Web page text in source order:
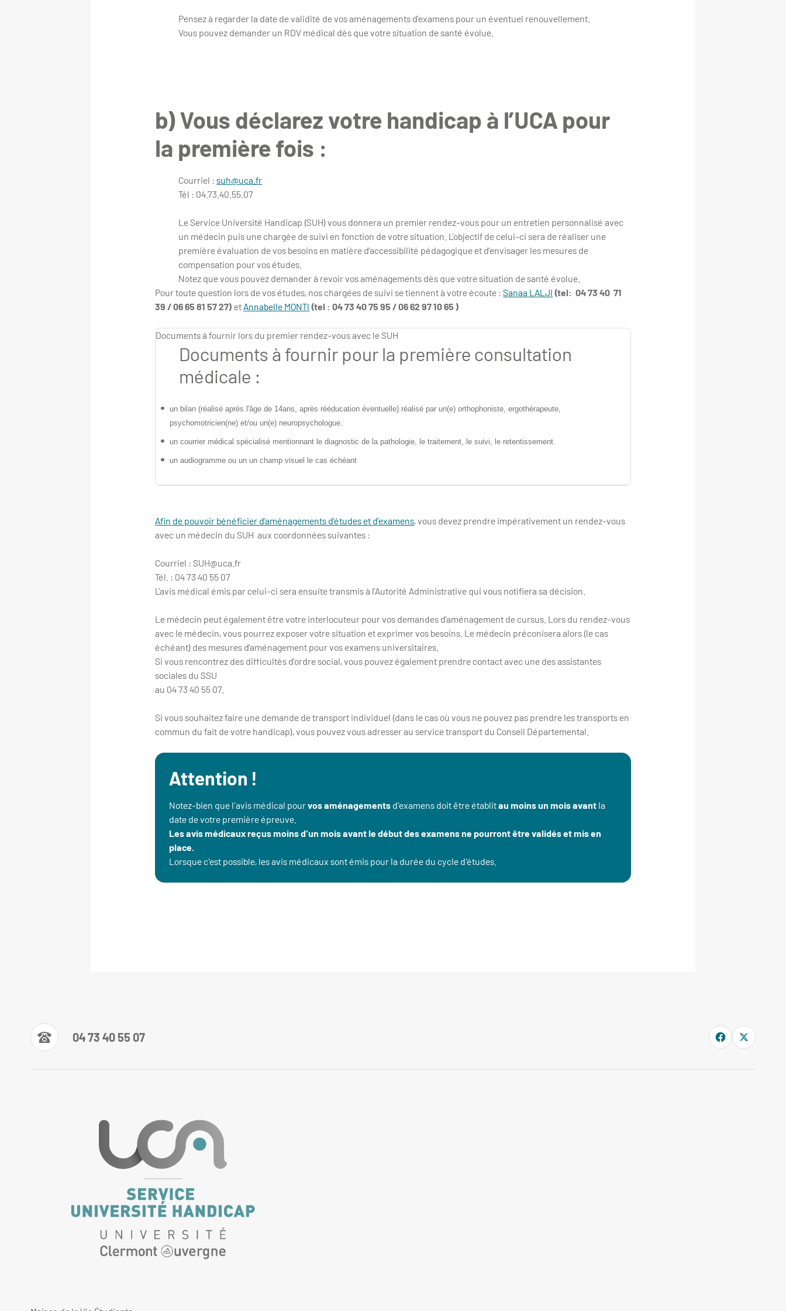
Pensez à regarder la date de validité de vos aménagements d’examens pour un éventuel renouvellement.
Vous pouvez demander un RDV médical dès que votre situation de santé évolue.
b) Vous déclarez votre handicap à l’UCA pour
la première fois :
Courriel :suh@uca.fr
Tél : 04.73.40.55.07
Le Service Université Handicap (SUH) vous donnera un premier rendez-vous pour un entretien personnalisé avec
un médecin puis une chargée de suivi en fonction de votre situation. L’objectif de celui-ci sera de réaliser une
première évaluation de vos besoins en matière d’accessibilité pédagogique et d’envisager les mesures de
compensation pour vos études.
Notez que vous pouvez demander à revoir vos aménagements dès que votre situation de santé évolue.
Pour toute question lors de vos études, nos chargées de suivi se tiennent à votre écoute :Sanaa LALJI (tel: 04 73 40 71
39 / 06 65 81 57 27) etAnnabelle MONTI (tel : 04 73 40 75 95 / 06 62 97 10 65 )
Documents à fournir lors du premier rendez-vous avec le SUH
Documents à fournir pour la première consultation
médicale :
un bilan (réalisé après l'âge de 14ans, après rééducation éventuelle) réalisé par un(e) orthophoniste, ergothérapeute,
psychomotricien(ne) et/ou un(e) neuropsychologue.
un courrier médical spécialisé mentionnant le diagnostic de la pathologie, le traitement, le suivi, le retentissement.
un audiogramme ou un un champ visuel le cas échéant
Afin de pouvoir bénéficier d’aménagements d’études et d’examens, vous devez prendre impérativement un rendez-vous
avec un médecin du SUH aux coordonnées suivantes :
Courriel : SUH@uca.fr
Tél. : 04 73 40 55 07
L’avis médical émis par celui-ci sera ensuite transmis à l’Autorité Administrative qui vous notifiera sa décision.
Le médecin peut également être votre interlocuteur pour vos demandes d’aménagement de cursus. Lors du rendez-vous
avec le médecin, vous pourrez exposer votre situation et exprimer vos besoins. Le médecin préconisera alors (le cas
échéant) des mesures d’aménagement pour vos examens universitaires.
Si vous rencontrez des difficultés d’ordre social, vous pouvez également prendre contact avec une des assistantes
sociales du SSU
au 04 73 40 55 07.
Si vous souhaitez faire une demande de transport individuel (dans le cas où vous ne pouvez pas prendre les transports en
commun du fait de votre handicap), vous pouvez vous adresser au service transport du Conseil Départemental.
Attention !
Notez-bien que l'avis médical pourvos aménagements d'examens doit être établitau moins un mois avant la
date de votre première épreuve.
Les avis médicaux reçus moins d'un mois avant le début des examens ne pourront être validés et mis en
place.
Lorsque c'est possible, les avis médicaux sont émis pour la durée du cycle d'études.
04 73 40 55 07